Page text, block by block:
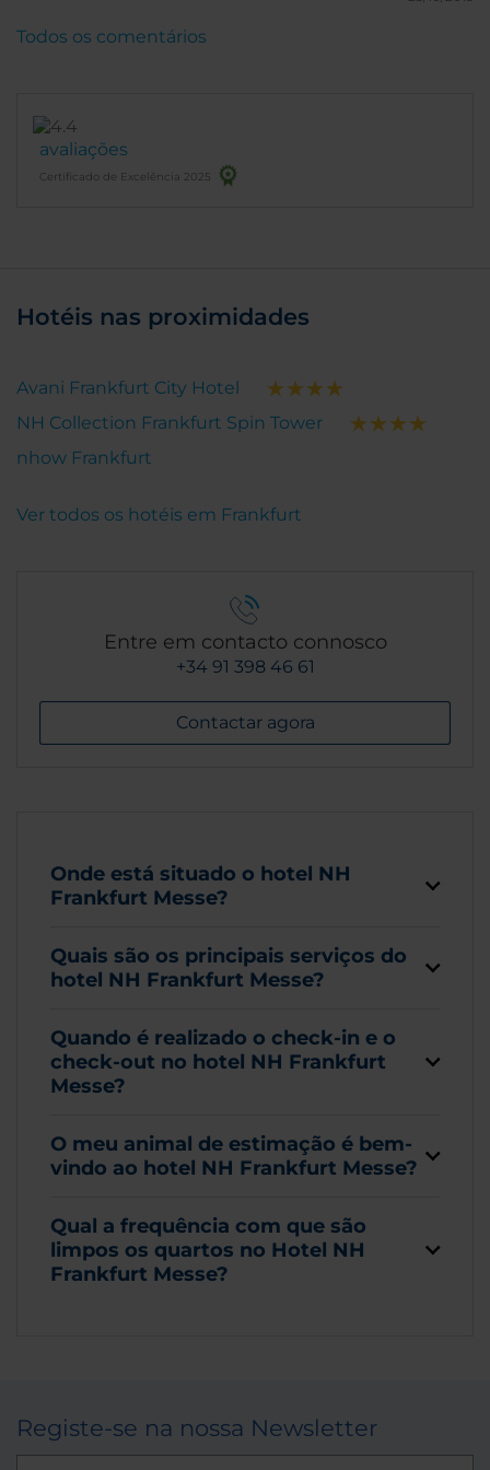
avaliações
Certificado de Excelência 2025
Todos os comentários
Hotéis nas proximidades
Avani Frankfurt City Hotel
NH Collection Frankfurt Spin Tower
nhow Frankfurt
Ver todos os hotéis em Frankfurt
Entre em contacto connosco
+34 91 398 46 61
Contactar agora
Onde está situado o hotel NH
Frankfurt Messe?
Quais são os principais serviços do
hotel NH Frankfurt Messe?
Quando é realizado o check-in e o
check-out no hotel NH Frankfurt
Messe?
O meu animal de estimação é bem-
vindo ao hotel NH Frankfurt Messe?
Qual a frequência com que são
limpos os quartos no Hotel NH
Frankfurt Messe?
Registe-se na nossa Newsletter